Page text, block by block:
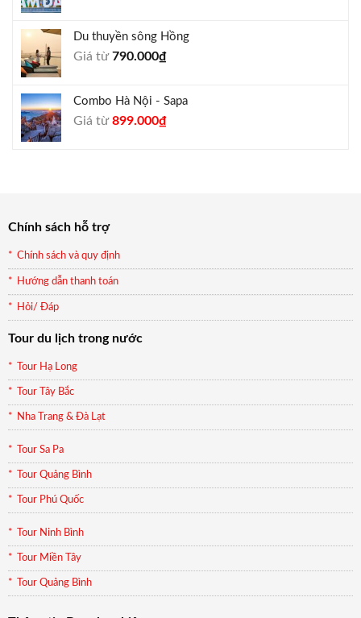
1.000.000₫.
là:
Du thuyền sông Hồng
Giá từ790.000₫
Combo Hà Nội - Sapa
Giá từGiá
899.000₫Giá
Chính sách hỗ trợ
Chính sách và quy định
Hướng dẫn thanh toán
Hỏi/ Đáp
Tour du lịch trong nước
Tour Hạ Long
Tour Tây Bắc
Nha Trang & Đà Lạt
Tour Sa Pa
Tour Quảng Bình
Tour Phú Quốc
Tour Ninh Bình
Tour Miền Tây
Tour Quảng Bình